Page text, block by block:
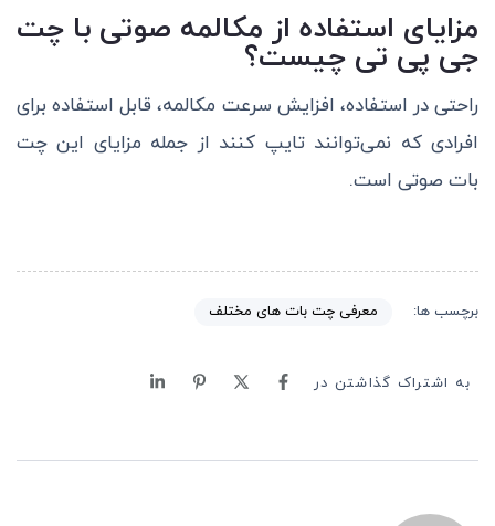
مزایای استفاده از مکالمه صوتی با چت
جی پی تی چیست؟
راحتی در استفاده، افزایش سرعت مکالمه، قابل استفاده برای
افرادی که نمی‌توانند تایپ کنند از جمله مزایای این چت
بات صوتی است.
برچسب ها: معرفی چت بات های مختلف
به اشتراک گذاشتن در